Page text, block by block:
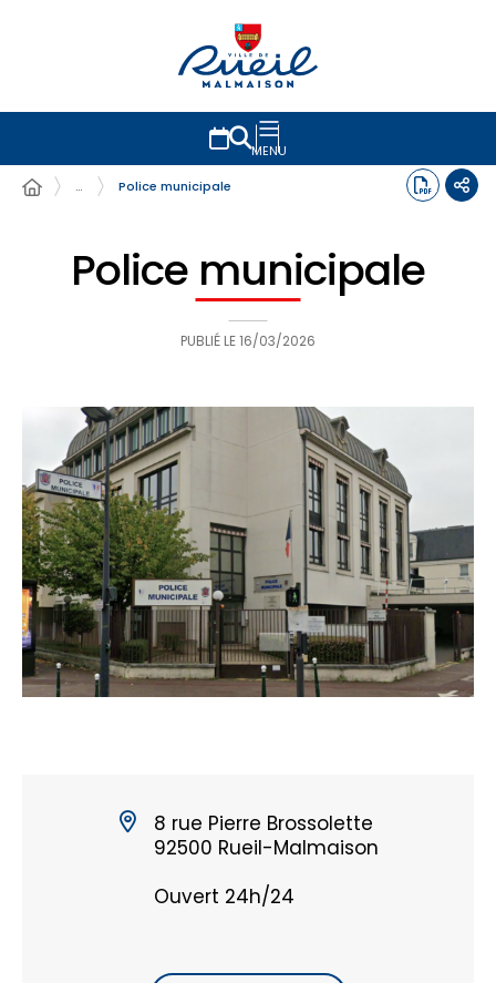
MENU
…
Police municipale
Police municipale
PUBLIÉ LE16/03/2026
8 rue Pierre Brossolette
92500 Rueil-Malmaison
Ouvert 24h/24